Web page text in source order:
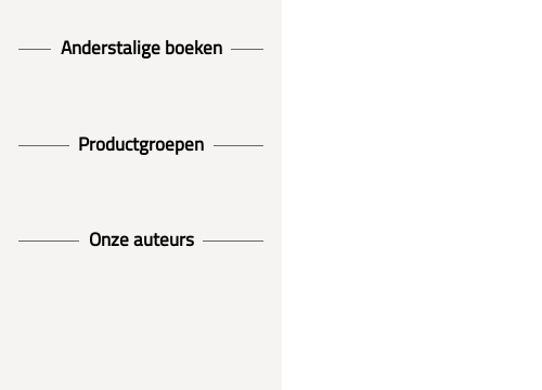
Anderstalige boeken
Productgroepen
Onze auteurs